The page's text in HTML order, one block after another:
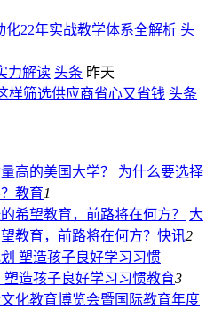
22年实战教学体系全解析 头
力解读 头条 昨天
样筛选供应商省心又省钱 头条
为什么要选择
教育1
大
教育，前路将在何方？ 快讯2
造孩子良好学习习惯教育3
化教育博览会暨国际教育年度